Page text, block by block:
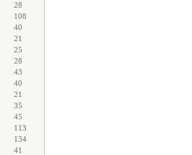
28
108
40
21
25
28
43
40
21
35
45
113
134
41